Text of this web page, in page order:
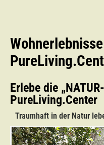
Erlebe die
PureLiving.Center
Traumhaft in der Natur